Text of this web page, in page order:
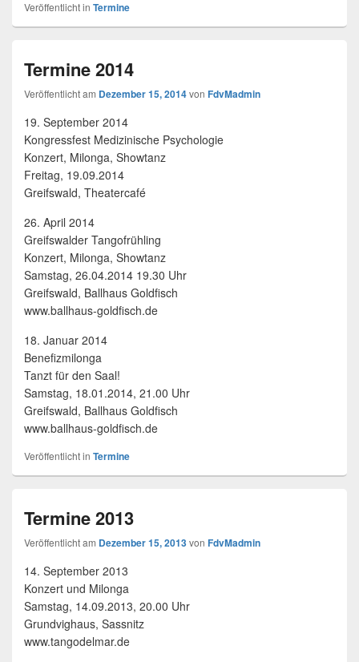
Veröffentlicht in Termine
Termine 2014
Veröffentlicht am Dezember 15, 2014von FdvMadmin
19. September 2014
Kongressfest Medizinische Psychologie
Konzert, Milonga, Showtanz
Freitag, 19.09.2014
Greifswald, Theatercafé
26. April 2014
Greifswalder Tangofrühling
Konzert, Milonga, Showtanz
Samstag, 26.04.2014 19.30 Uhr
Greifswald, Ballhaus Goldfisch
www.ballhaus-goldfisch.de
18. Januar 2014
Benefizmilonga
Tanzt für den Saal!
Samstag, 18.01.2014, 21.00 Uhr
Greifswald, Ballhaus Goldfisch
www.ballhaus-goldfisch.de
Veröffentlicht in Termine
Termine 2013
Veröffentlicht am Dezember 15, 2013von FdvMadmin
14. September 2013
Konzert und Milonga
Samstag, 14.09.2013, 20.00 Uhr
Grundvighaus, Sassnitz
www.tangodelmar.de